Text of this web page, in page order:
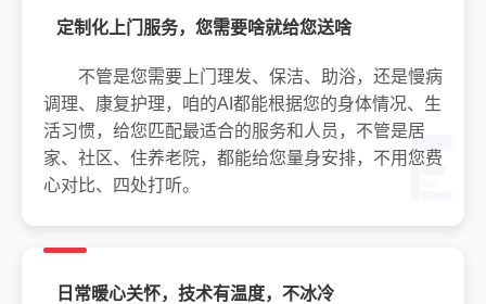
定制化上门服务，您需要啥就给您送啥
不管是您需要上门理发、保洁、助浴，还是慢病
调理、康复护理，咱的AI都能根据您的身体情况、生
活习惯，给您匹配最适合的服务和人员，不管是居
家、社区、住养老院，都能给您量身安排，不用您费
心对比、四处打听。
日常暖心关怀，技术有温度，不冰冷